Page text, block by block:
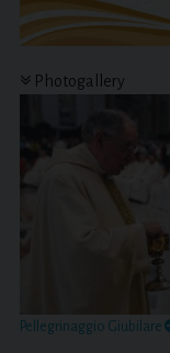
Photogallery
Pellegrinaggio Giubilare